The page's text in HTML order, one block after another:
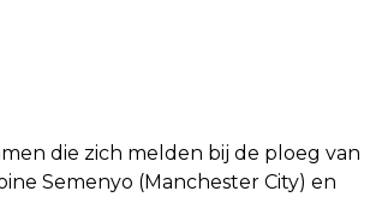
die zich melden bij de ploeg van
Semenyo (Manchester City) en